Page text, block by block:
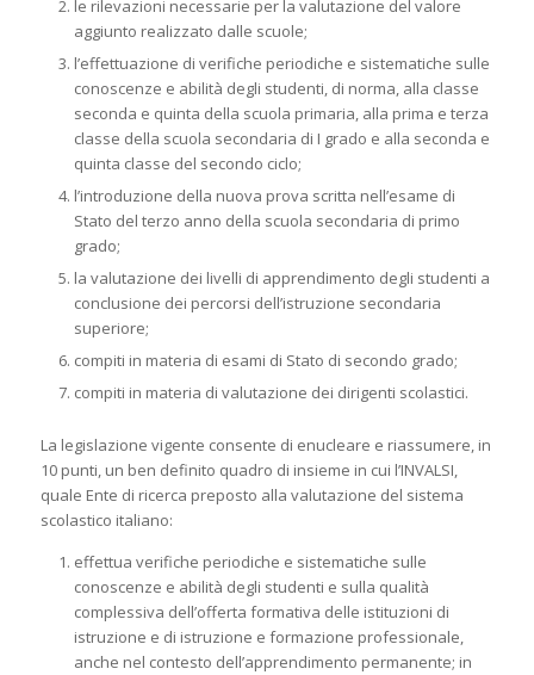
le rilevazioni necessarie per la valutazione del valore
aggiunto realizzato dalle scuole;
l’effettuazione di verifiche periodiche e sistematiche sulle
conoscenze e abilità degli studenti, di norma, alla classe
seconda e quinta della scuola primaria, alla prima e terza
classe della scuola secondaria di I grado e alla seconda e
quinta classe del secondo ciclo;
l’introduzione della nuova prova scritta nell’esame di
Stato del terzo anno della scuola secondaria di primo
grado;
la valutazione dei livelli di apprendimento degli studenti a
conclusione dei percorsi dell’istruzione secondaria
superiore;
compiti in materia di esami di Stato di secondo grado;
compiti in materia di valutazione dei dirigenti scolastici.
La legislazione vigente consente di enucleare e riassumere, in
10 punti, un ben definito quadro di insieme in cui l’INVALSI,
quale Ente di ricerca preposto alla valutazione del sistema
scolastico italiano:
effettua verifiche periodiche e sistematiche sulle
conoscenze e abilità degli studenti e sulla qualità
complessiva dell’offerta formativa delle istituzioni di
istruzione e di istruzione e formazione professionale,
anche nel contesto dell’apprendimento permanente; in